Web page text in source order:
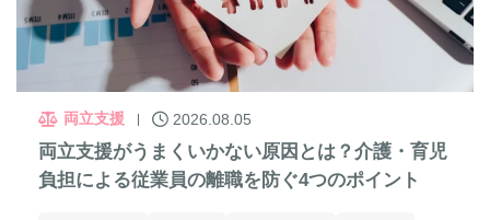
両立支援 2026.08.05
両立支援がうまくいかない原因とは？介護・育児
負担による従業員の離職を防ぐ4つのポイント